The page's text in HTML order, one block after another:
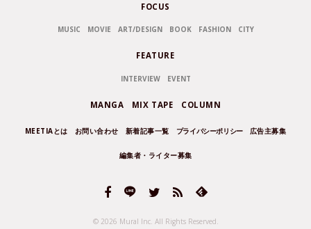
FOCUS
MUSIC MOVIE ART/DESIGN BOOK FASHION CITY
FEATURE
INTERVIEW EVENT
MANGA MIX TAPE COLUMN
MEETIAとは お問い合わせ 新着記事一覧 プライバシーポリシー 広告主募集
編集者・ライター募集
© 2026 Mural Inc. All Rights Reserved.